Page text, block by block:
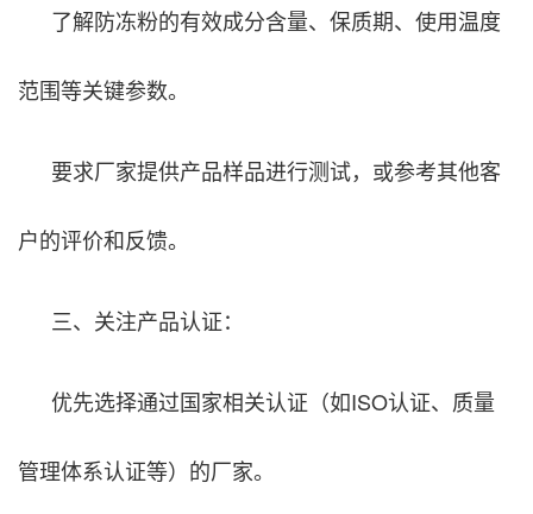
了解防冻粉的有效成分含量、保质期、使用温度
范围等关键参数。
要求厂家提供产品样品进行测试，或参考其他客
户的评价和反馈。
三、关注产品认证：
优先选择通过国家相关认证（如ISO认证、质量
管理体系认证等）的厂家。